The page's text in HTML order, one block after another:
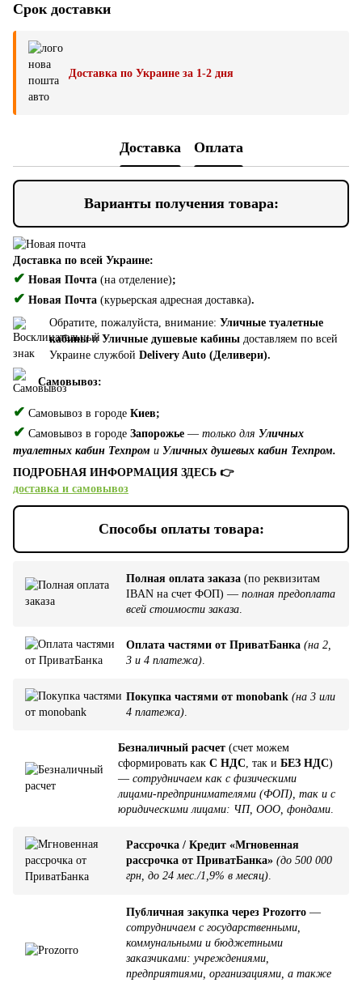
Срок доставки
Доставка по Украине за 1-2 дня
Доставка Оплата
Варианты получения товара:
Доставка по всей Украине:
✔ Новая Почта (на отделение);
✔ Новая Почта (курьерская адресная доставка).
Обратите, пожалуйста, внимание: Уличные туалетные
кабиныи Уличные душевые кабины доставляем по всей
Украине службой Delivery Auto (Деливери).
Самовывоз:
✔ Самовывоз в городе Киев;
✔ Самовывоз в городе Запорожье — только для Уличных
туалетных кабин Техпром и Уличных душевых кабин Техпром.
ПОДРОБНАЯ ИНФОРМАЦИЯ ЗДЕСЬ 👉
доставка и самовывоз
Способы оплаты товара:
Полная оплата заказа (по реквизитам
IBAN на счет ФОП) — полная предоплата
всей стоимости заказа
Оплата частями от ПриватБанка (на 2,
3 и 4 платежа)
Покупка частями от monobank (на 3 или
4 платежа)
Безналичный расчет (счет можем
сформировать как С НДС , так и БЕЗ НДС)
— сотрудничаем как с физическими
лицами-предпринимателями (ФОП), так и с
юридическими лицами: ЧП, ООО, фондами
Рассрочка / Кредит «Мгновенная
рассрочка от ПриватБанка» (до 500 000
грн, до 24 мес./1,9% в месяц).
Публичная закупка через Prozorro —
сотрудничаем с государственными,
коммунальными и бюджетными
заказчиками: учреждениями,
предприятиями, организациями, а также